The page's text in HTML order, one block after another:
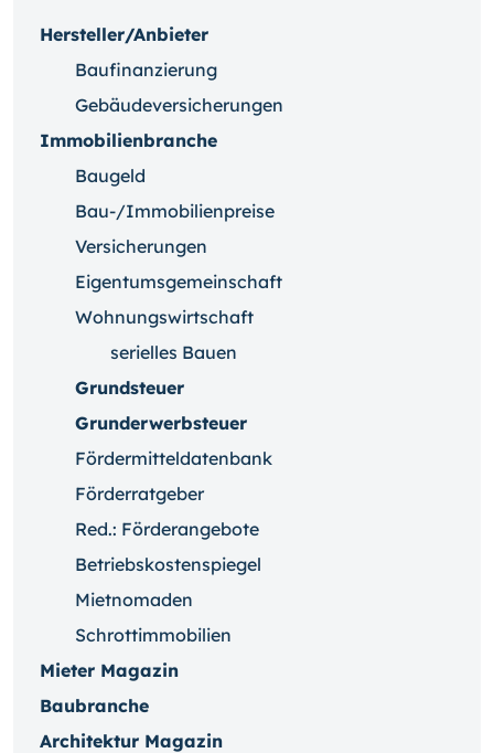
Hersteller/Anbieter
Baufinanzierung
Gebäudeversicherungen
Immobilienbranche
Baugeld
Bau-/Immobilienpreise
Versicherungen
Eigentumsgemeinschaft
Wohnungswirtschaft
serielles Bauen
Grundsteuer
Grunderwerbsteuer
Fördermitteldatenbank
Förderratgeber
Red.: Förderangebote
Betriebskostenspiegel
Mietnomaden
Schrottimmobilien
Mieter Magazin
Baubranche
Architektur Magazin